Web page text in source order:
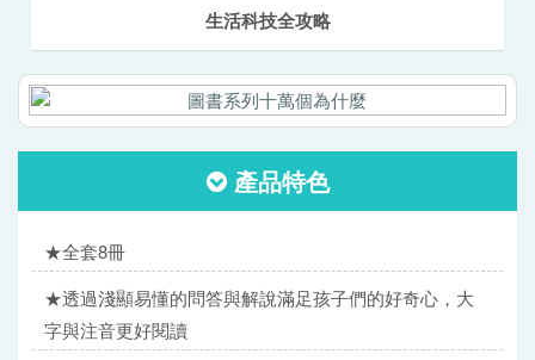
生活科技全攻略
產品特色
★全套8冊
★透過淺顯易懂的問答與解說滿足孩子們的好奇心，大
字與注音更好閱讀